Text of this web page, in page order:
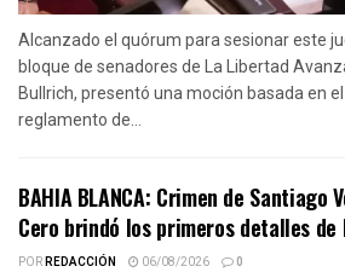
Alcanzado el quórum para sesionar este
bloque de senadores de La Libertad
Bullrich, presentó una moción basada en
reglamento de...
BAHIA BLANCA: Crimen de Santiago
Cero brindó los primeros detalles
PORREDACCIÓN 06/08/2026 0